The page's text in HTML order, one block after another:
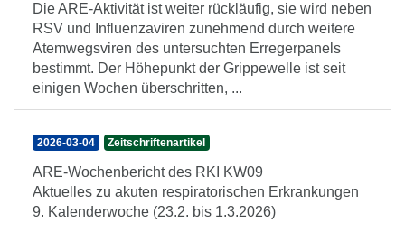
Die ARE-Aktivität ist weiter rückläufig, sie wird neben
RSV und Influenzaviren zunehmend durch weitere
Atemwegsviren des untersuchten Erregerpanels
bestimmt. Der Höhepunkt der Grippewelle ist seit
einigen Wochen überschritten, ...
2026-03-04 Zeitschriftenartikel
ARE-Wochenbericht des RKI KW09
Aktuelles zu akuten respiratorischen Erkrankungen
9. Kalenderwoche (23.2. bis 1.3.2026)